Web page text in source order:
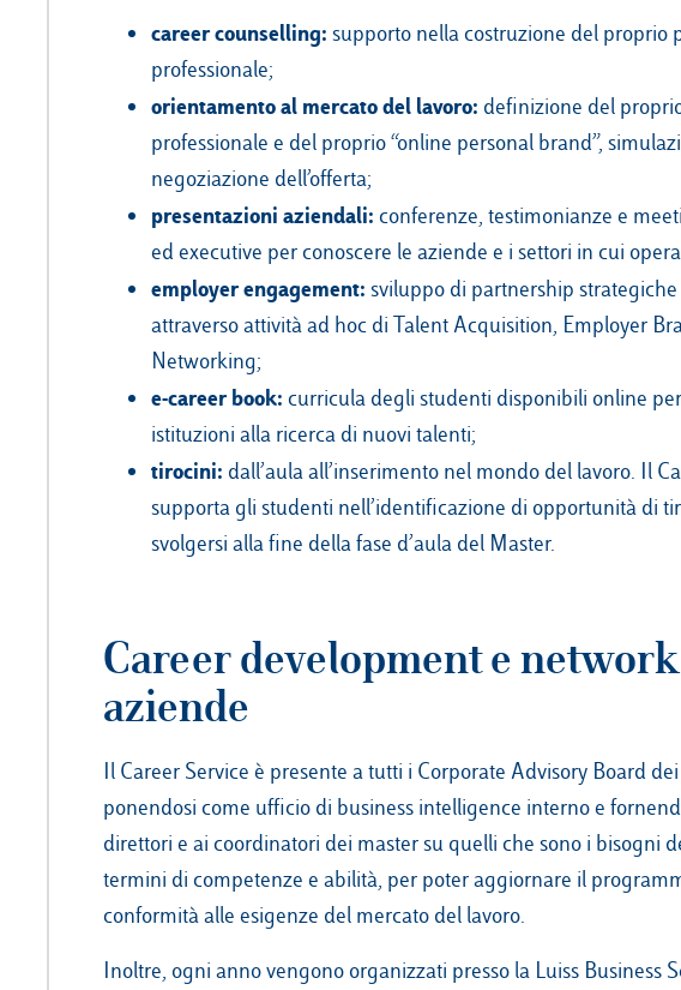
career counselling: supporto nella costruzione del proprio
professionale;
orientamento al mercato del lavoro: definizione del
professionale e del proprio “online personal brand”,
negoziazione dell’offerta;
presentazioni aziendali: conferenze, testimonianze e
ed executive per conoscere le aziende e i settori in cui
employer engagement: sviluppo di partnership
attraverso attività ad hoc di Talent Acquisition, Employer
Networking;
e-career book: curricula degli studenti disponibili online
istituzioni alla ricerca di nuovi talenti;
tirocini: dall’aula all’inserimento nel mondo del lavoro. Il
supporta gli studenti nell’identificazione di opportunità di
svolgersi alla fine della fase d’aula del Master.
Career development e
aziende
Il Career Service è presente a tutti i Corporate Advisory Board
ponendosi come ufficio di business intelligence interno e
direttori e ai coordinatori dei master su quelli che sono i bisogni
termini di competenze e abilità, per poter aggiornare il
conformità alle esigenze del mercato del lavoro.
Inoltre, ogni anno vengono organizzati presso la Luiss Business